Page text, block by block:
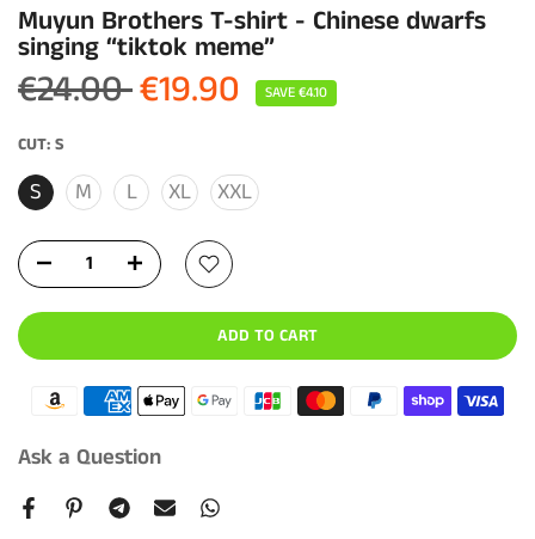
Muyun Brothers T-shirt - Chinese dwarfs
singing “tiktok meme”
€24.00€19.90 SAVE€4.10
CUT: S
S M L XL XXL
ADD TO CART
Ask a Question